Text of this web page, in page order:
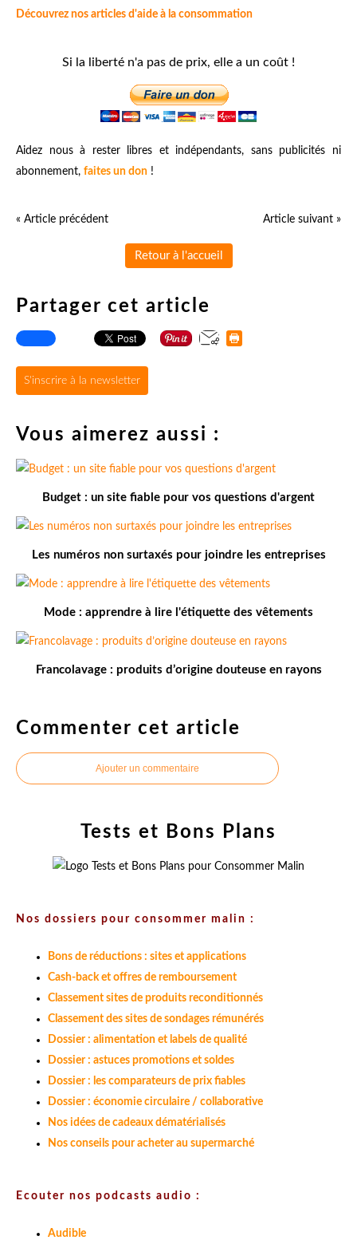
Découvrez nos articles d'aide à la consommation
Si la liberté n'a pas de prix, elle a un coût !
Aidez nous à rester libres et indépendants, sans publicités ni
abonnement, faites un don !
« Article précédent Article suivant »
Retour à l'accueil
Partager cet article
S'inscrire à la newsletter
Vous aimerez aussi :
Budget : un site fiable pour vos questions d'argent
Les numéros non surtaxés pour joindre les entreprises
Mode : apprendre à lire l'étiquette des vêtements
Francolavage : produits d’origine douteuse en rayons
Commenter cet article
Ajouter un commentaire
Tests et Bons Plans
Nos dossiers pour consommer malin :
Bons de réductions : sites et applications
Cash-back et offres de remboursement
Classement sites de produits reconditionnés
Classement des sites de sondages rémunérés
Dossier : alimentation et labels de qualité
Dossier : astuces promotions et soldes
Dossier : les comparateurs de prix fiables
Dossier : économie circulaire / collaborative
Nos idées de cadeaux dématérialisés
Nos conseils pour acheter au supermarché
Ecouter nos podcasts audio :
Audible